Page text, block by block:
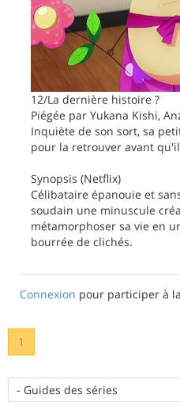
12/La dernière histoire ?
Piégée par Yukana Kishi,
Inquiète de son sort, sa
pour la retrouver avant
Synopsis (Netflix)
Célibataire épanouie et
soudain une minuscule
métamorphoser sa vie en
bourrée de clichés.
Connexion pour participer à
1